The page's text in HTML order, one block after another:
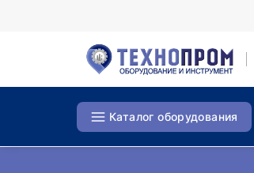
Каталог оборудования